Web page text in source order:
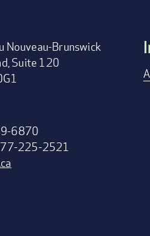
Nouveau-Brunswick
Suite 120
6870
225-2521